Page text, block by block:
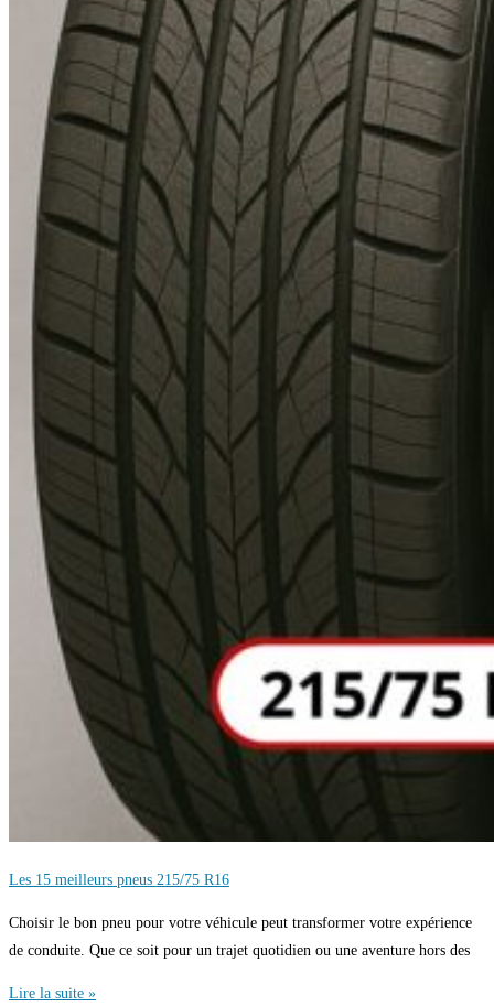
Les 15 meilleurs pneus 215/75 R16
Choisir le bon pneu pour votre véhicule peut transformer votre expérience
de conduite. Que ce soit pour un trajet quotidien ou une aventure hors des
Lire la suite »